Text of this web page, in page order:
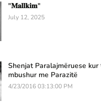
"𝐌𝐚𝐥𝐥𝐤𝐢𝐦"
July 12, 2025
Shenjat Paralajmëruese
mbushur me Parazitë
4/23/2016 03:13:00 PM